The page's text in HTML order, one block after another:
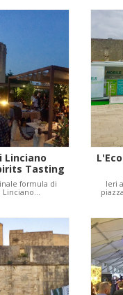
Linciano
Tasting
formula di
Ieri